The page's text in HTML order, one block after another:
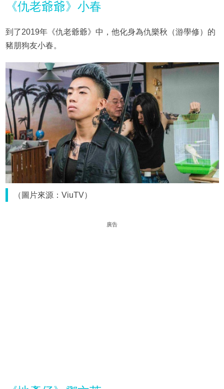
《仇老爺爺》小春
到了2019年《仇老爺爺》中，他化身為仇樂秋（游學修）的
豬朋狗友小春。
（圖片來源：ViuTV）
廣告